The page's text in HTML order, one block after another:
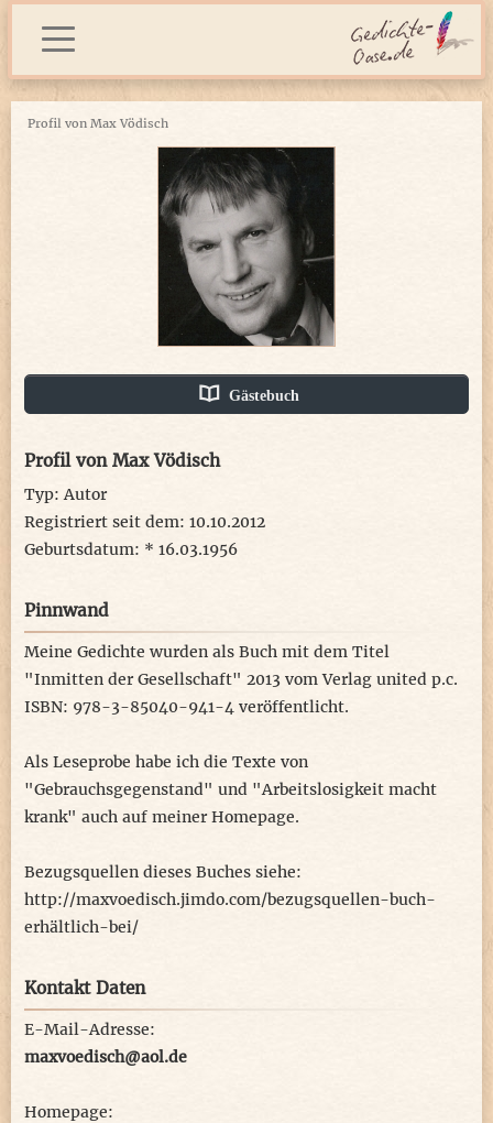
Profil von Max Vödisch
Gästebuch
Profil von Max Vödisch
Typ: Autor
Registriert seit dem: 10.10.2012
Geburtsdatum: * 16.03.1956
Pinnwand
Meine Gedichte wurden als Buch mit dem Titel
"Inmitten der Gesellschaft" 2013 vom Verlag united p.c.
ISBN: 978-3-85040-941-4 veröffentlicht.
Als Leseprobe habe ich die Texte von
"Gebrauchsgegenstand" und "Arbeitslosigkeit macht
krank" auch auf meiner Homepage.
Bezugsquellen dieses Buches siehe:
http://maxvoedisch.jimdo.com/bezugsquellen-buch-
erhältlich-bei/
Kontakt Daten
E-Mail-Adresse:
maxvoedisch@aol.de
Homepage: